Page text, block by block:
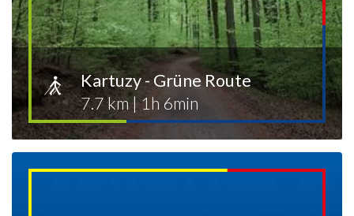
Kartuzy - Grüne Route
7.7 km|1h 6min